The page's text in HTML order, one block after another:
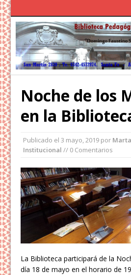
Noche de los
en la
Publicado el 3 mayo, 2019 por
Institucional // 0 Comentarios
La Biblioteca participará de la
día 18 de mayo en el horario de